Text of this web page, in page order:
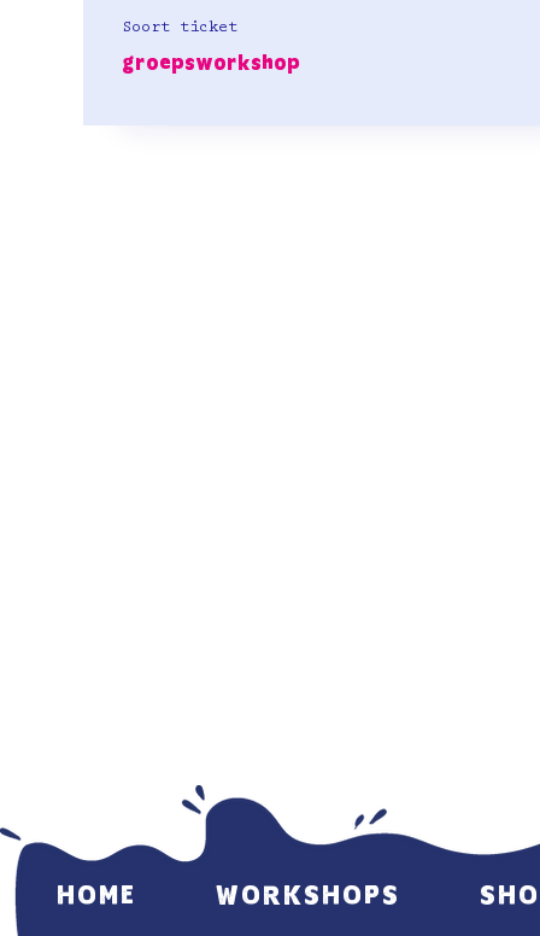
Soort ticket
groepsworkshop
HOME WORKSHOPS